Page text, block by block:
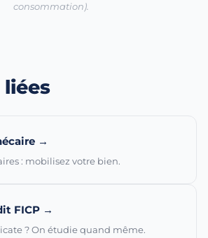
consommation).
→
: mobilisez votre bien.
FICP →
? On étudie quand même.